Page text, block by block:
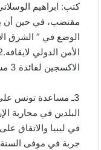
كتب: ابراهيم
الوضع في ” الشرق
الاكسجين لفائدة 3 مستشفيات
جربة في موفى السنة